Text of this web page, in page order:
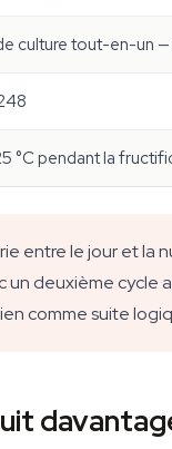
culture tout-en-un
°C pendant la
entre le jour et la
deuxième
comme suite